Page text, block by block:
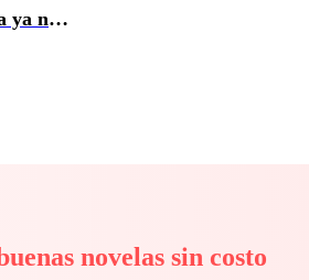
ya no
novelas sin costo